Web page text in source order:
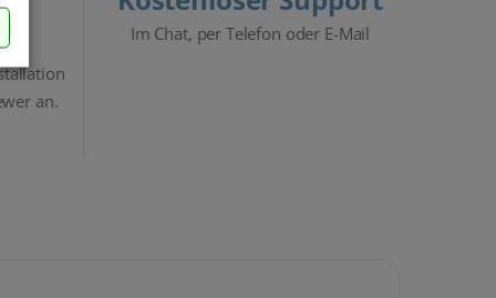
an.
Im Chat, per Telefon oder E-Mail